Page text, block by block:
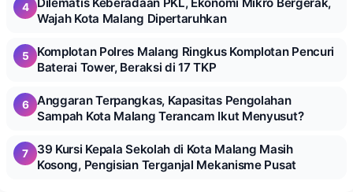
4
Wajah Kota Malang Dipertaruhkan
5
Komplotan Polres Malang Ringkus Komplotan Pencuri
Baterai Tower, Beraksi di 17 TKP
6
Anggaran Terpangkas, Kapasitas Pengolahan
Sampah Kota Malang Terancam Ikut Menyusut?
7
39 Kursi Kepala Sekolah di Kota Malang Masih
Kosong, Pengisian Terganjal Mekanisme Pusat